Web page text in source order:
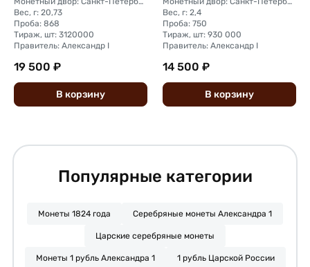
Вес, г: 20,73
Проба: 868
Тираж, шт: 3120000
Правитель: Александр I
19 500 ₽
В корзину
Вес, г: 2,4
Проба: 750
Тираж, шт: 930 000
Правитель: Александр I
14 500 ₽
В корзину
Популярные категории
Монеты 1824 года Серебряные монеты Александра 1
Царские серебряные монеты
Монеты 1 рубль Александра 1 1 рубль Царской России